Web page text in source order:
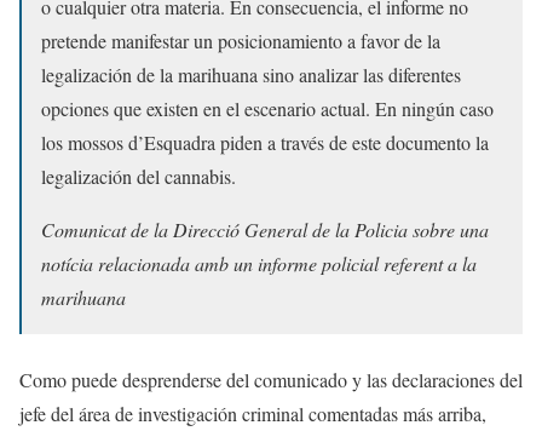
o cualquier otra materia. En consecuencia, el informe no
pretende manifestar un posicionamiento a favor de la
legalización de la marihuana sino analizar las diferentes
opciones que existen en el escenario actual. En ningún caso
los mossos d’Esquadra piden a través de este documento la
legalización del cannabis.
Comunicat de la Direcció General de la Policia sobre una
notícia relacionada amb un informe policial referent a la
marihuana
Como puede desprenderse del comunicado y las declaraciones del
jefe del área de investigación criminal comentadas más arriba,